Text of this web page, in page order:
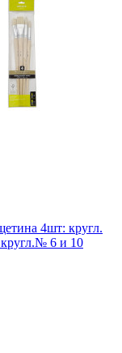
4шт: кругл.
6 и 10